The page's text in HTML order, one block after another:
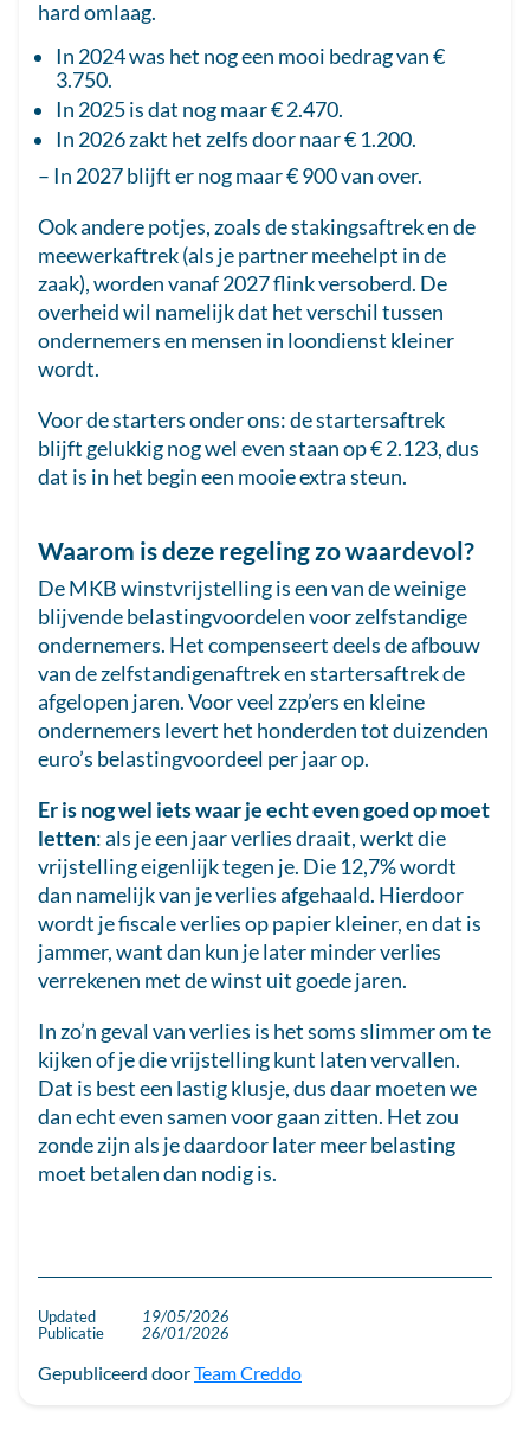
hard omlaag.
In 2024 was het nog een mooi bedrag van €
3.750.
In 2025 is dat nog maar € 2.470.
In 2026 zakt het zelfs door naar € 1.200.
– In 2027 blijft er nog maar € 900 van over.
Ook andere potjes, zoals de stakingsaftrek en de
meewerkaftrek (als je partner meehelpt in de
zaak), worden vanaf 2027 flink versoberd. De
overheid wil namelijk dat het verschil tussen
ondernemers en mensen in loondienst kleiner
wordt.
Voor de starters onder ons: de startersaftrek
blijft gelukkig nog wel even staan op € 2.123, dus
dat is in het begin een mooie extra steun.
Waarom is deze regeling zo waardevol?
De MKB winstvrijstelling is een van de weinige
blijvende belastingvoordelen voor zelfstandige
ondernemers. Het compenseert deels de afbouw
van de zelfstandigenaftrek en startersaftrek de
afgelopen jaren. Voor veel zzp’ers en kleine
ondernemers levert het honderden tot duizenden
euro’s belastingvoordeel per jaar op.
Er is nog wel iets waar je echt even goed op moet
letten: als je een jaar verlies draait, werkt die
vrijstelling eigenlijk tegen je. Die 12,7% wordt
dan namelijk van je verlies afgehaald. Hierdoor
wordt je fiscale verlies op papier kleiner, en dat is
jammer, want dan kun je later minder verlies
verrekenen met de winst uit goede jaren.
In zo’n geval van verlies is het soms slimmer om te
kijken of je die vrijstelling kunt laten vervallen.
Dat is best een lastig klusje, dus daar moeten we
dan echt even samen voor gaan zitten. Het zou
zonde zijn als je daardoor later meer belasting
moet betalen dan nodig is.
Updated
19/05/2026
Publicatie
26/01/2026
Gepubliceerd doorTeam Creddo